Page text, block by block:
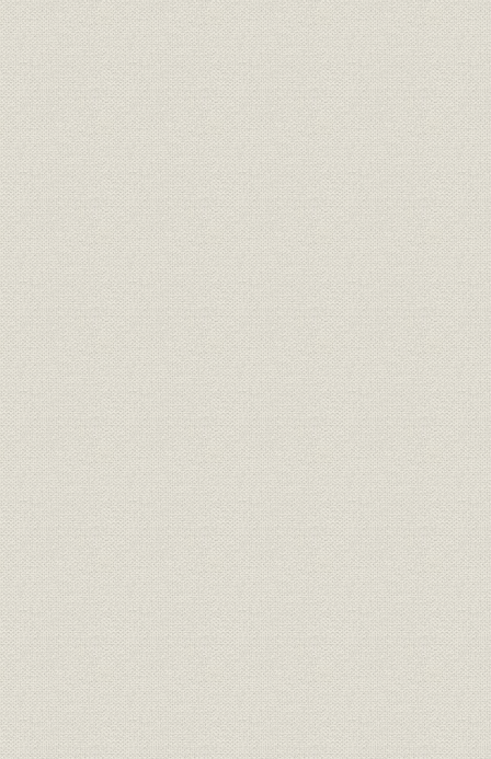
設備
事業の拡大・発展と戦時下の経
営 1917●大正6年→昭和20年
●1945
昭和6年
(1945年)
製品
焦土からの出発と高度成長の軌
跡 1946●昭和21年→昭和46年
●1971
昭和21年
(1962年)頃